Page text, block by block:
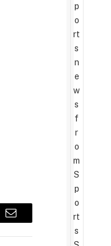
Email
p
o
rt
s
n
e
w
s
f
r
o
m
S
p
o
rt
s